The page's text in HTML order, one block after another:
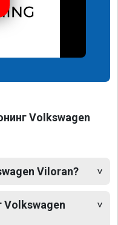
Volkswagen
Viloran?
Volkswagen